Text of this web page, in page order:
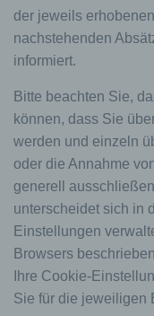
der jeweils
nachstehenden
informiert.
Bitte beachten Sie,
können, dass Sie
werden und einzeln
oder die Annahme
generell
unterscheidet sich in
Einstellungen
Browsers
Ihre Cookie-
Sie für die jeweiligen